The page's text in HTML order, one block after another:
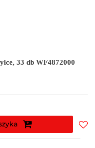
33 db WF4872000